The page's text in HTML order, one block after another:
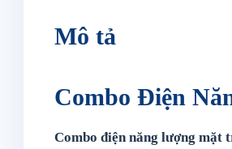
3kW
Bám
Tải
Mô tả
Combo Điện
Combo điện năng lượng mặt